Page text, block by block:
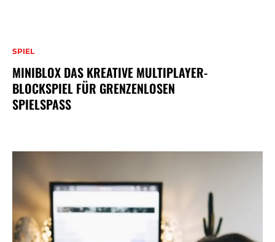
SPIEL
MINIBLOX DAS KREATIVE MULTIPLAYER-
BLOCKSPIEL FÜR GRENZENLOSEN
SPIELSPASS